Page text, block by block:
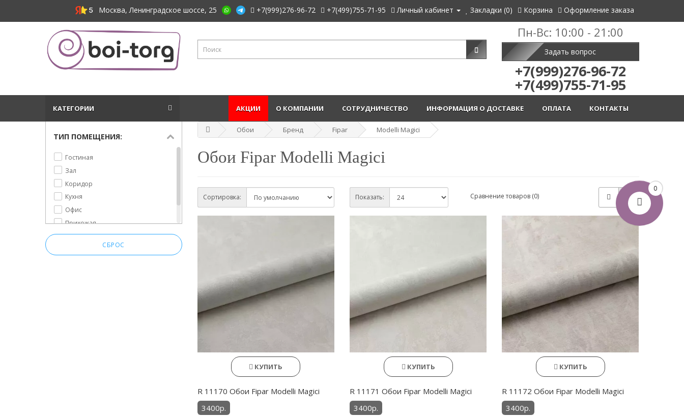
0
Москва, Ленинградское шоссе, 25 +7(999)276-96-72 +7(499)755-71-95 Личный кабинет Закладки (0) Корзина Оформление заказа
Пн-Вс: 10:00 - 21:00
Задать вопрос
+7(999)276-96-72
+7(499)755-71-95
КАТЕГОРИИ КОНТАКТЫ
ОПЛАТА
ИНФОРМАЦИЯ О ДОСТАВКЕ
СОТРУДНИЧЕСТВО
О КОМПАНИИ
АКЦИИ
ТИП ПОМЕЩЕНИЯ:
Гостиная
Зал
Коридор
Кухня
Офис
Прихожая
Спальня
СБРОС
Обои Бренд Fipar Modelli Magici
Обои Fipar Modelli Magici
Сортировка: Показать: Сравнение товаров (0)
КУПИТЬ
R 11170 Обои Fipar Modelli Magici
3400р.
КУПИТЬ
R 11171 Обои Fipar Modelli Magici
3400р.
КУПИТЬ
R 11172 Обои Fipar Modelli Magici
3400р.